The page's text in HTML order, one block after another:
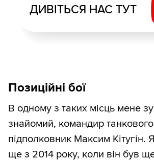
ДИВІТЬСЯ НАС ТУТ
Позиційні бої
В одному з таких місць мене
знайомий, командир
підполковник Максим Кітугін.
ще з 2014 року, коли він був